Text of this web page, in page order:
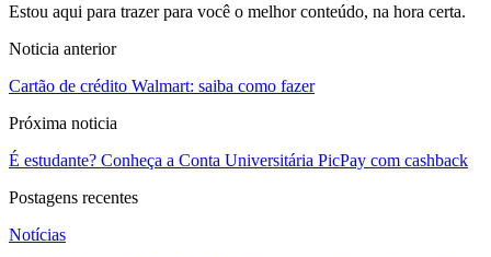
Estou aqui para trazer para você o melhor conteúdo, na hora certa.
Noticia anterior
Cartão de crédito Walmart: saiba como fazer
Próxima noticia
É estudante? Conheça a Conta Universitária PicPay com cashback
Postagens recentes
Notícias